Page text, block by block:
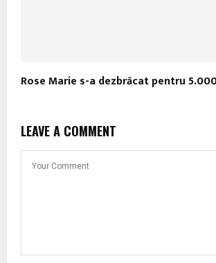
Rose Marie s-a dezbrăcat pentru
LEAVE A COMMENT